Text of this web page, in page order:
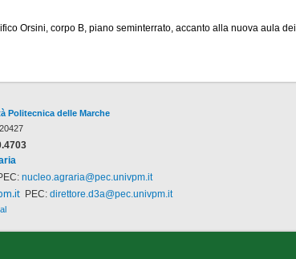
Orsini, corpo B, piano seminterrato, accanto alla nuova aula dei
Politecnica delle Marche
nucleo.agraria@pec.univpm.it
PEC: direttore.d3a@pec.univpm.it